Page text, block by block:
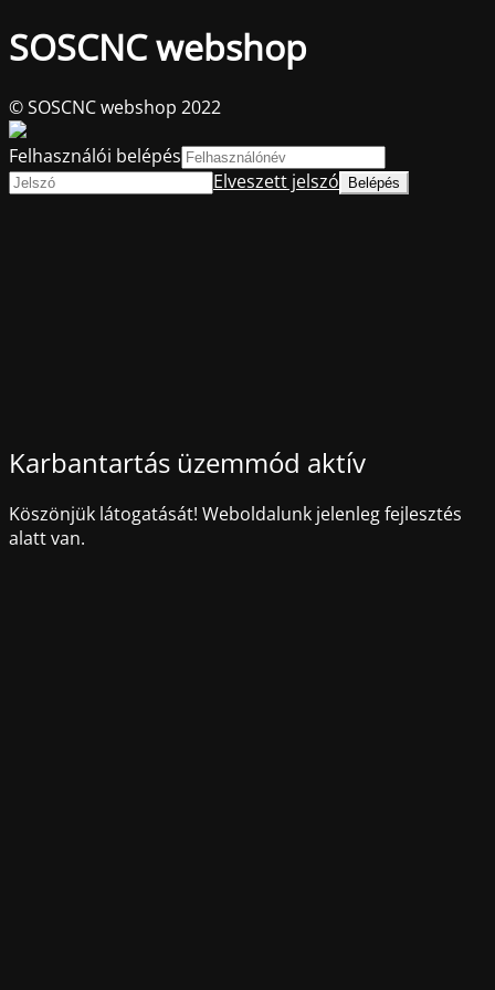
SOSCNC webshop
Karbantartás üzemmód aktív
Köszönjük látogatását! Weboldalunk jelenleg fejlesztés
alatt van.
© SOSCNC webshop 2022
Felhasználói belépés
Elveszett jelszó